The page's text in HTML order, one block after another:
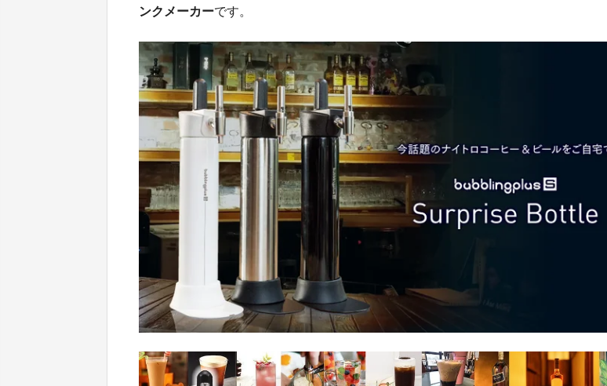
ンクメーカーです。